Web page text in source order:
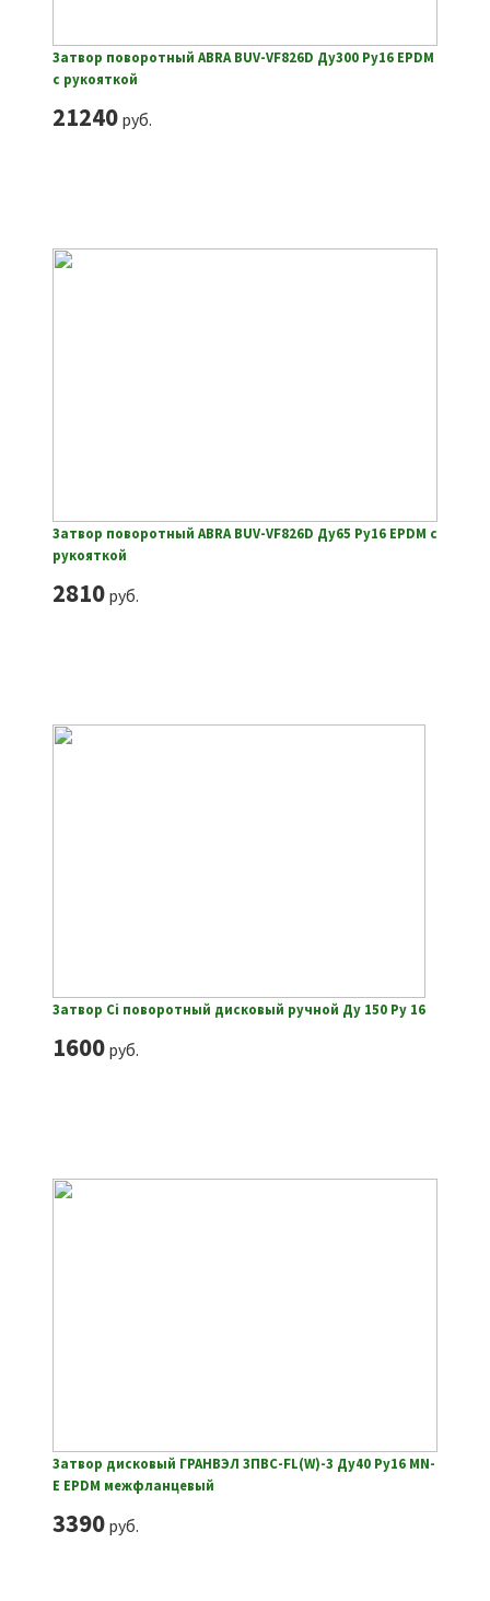
Затвор поворотный ABRA BUV-VF826D Ду300 Ру16 EPDM
с рукояткой
21240руб.
Затвор поворотный ABRA BUV-VF826D Ду65 Ру16 EPDM с
рукояткой
2810руб.
Затвор Ci поворотный дисковый ручной Ду 150 Ру 16
1600руб.
Затвор дисковый ГРАНВЭЛ ЗПВС-FL(W)-3 Ду40 Ру16 MN-
E EPDM межфланцевый
3390руб.